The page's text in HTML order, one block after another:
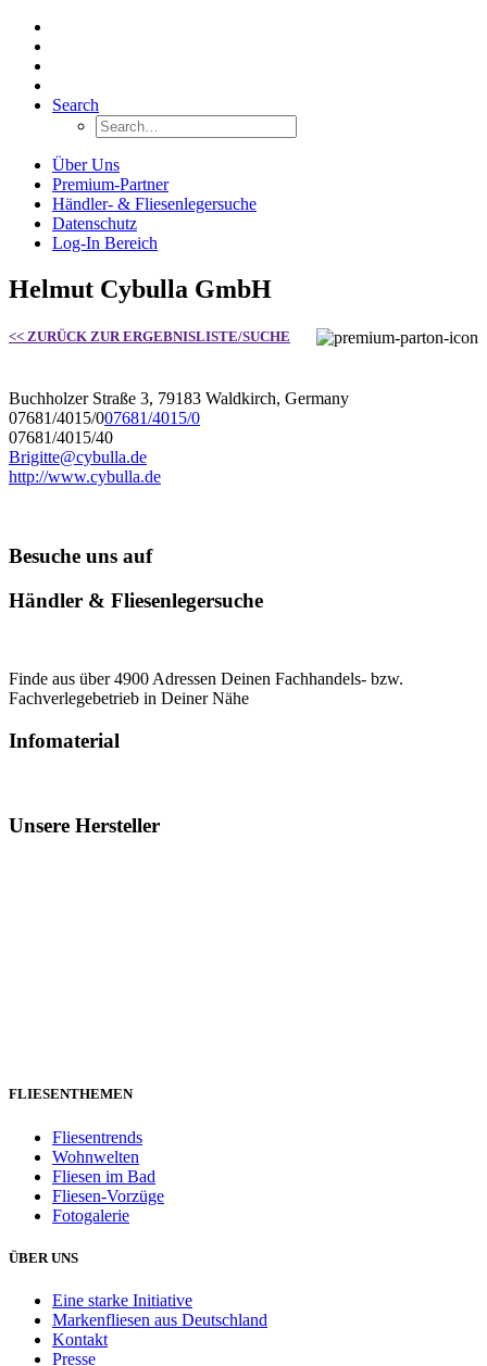
Search
Über Uns
Premium-Partner
Händler- & Fliesenlegersuche
Datenschutz
Log-In Bereich
Helmut Cybulla GmbH
<< ZURÜCK ZUR ERGEBNISLISTE/SUCHE
Buchholzer Straße 3, 79183 Waldkirch, Germany
07681/4015/007681/4015/0
07681/4015/40
Brigitte@cybulla.de
http://www.cybulla.de
Besuche uns auf
Händler & Fliesenlegersuche
Finde aus über 4900 Adressen Deinen Fachhandels- bzw.
Fachverlegebetrieb in Deiner Nähe
Infomaterial
Unsere Hersteller
FLIESENTHEMEN
Fliesentrends
Wohnwelten
Fliesen im Bad
Fliesen-Vorzüge
Fotogalerie
ÜBER UNS
Eine starke Initiative
Markenfliesen aus Deutschland
Kontakt
Presse